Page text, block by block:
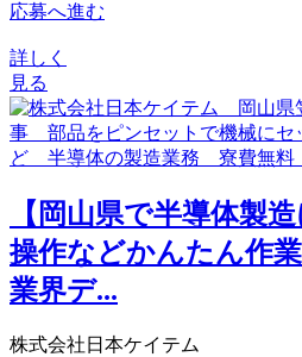
応募へ進む
詳しく
見る
【岡山県で半導体製
操作などかんたん作
業界デ...
株式会社日本ケイテム